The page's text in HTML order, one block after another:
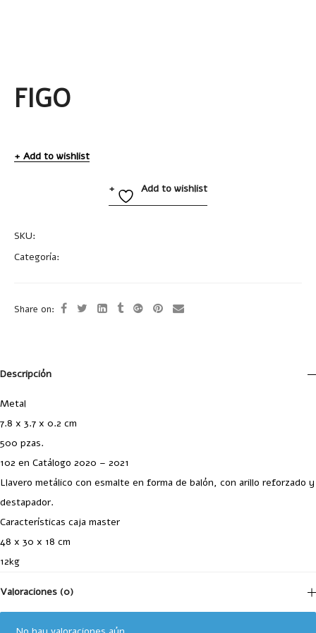
FIGO
Add to wishlist
Add to wishlist
SKU:
Categoría:
Share on:
Descripción
Metal
7.8 x 3.7 x 0.2 cm
500 pzas.
102 en Catálogo 2020 – 2021
Llavero metálico con esmalte en forma de balón, con arillo reforzado y
destapador.
Características caja master
48 x 30 x 18 cm
12kg
Valoraciones (0)